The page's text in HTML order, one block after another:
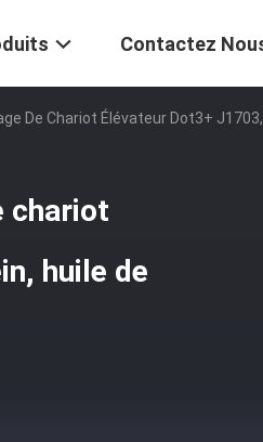
Contactez
De Chariot Élévateur Dot3+
chariot
huile de